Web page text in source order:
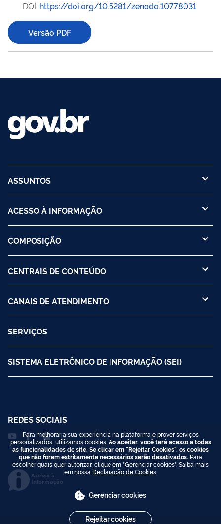
DOI: https://doi.org/10.5281/zenodo.10778031
Versão PDF
ASSUNTOS
ACESSO À INFORMAÇÃO
COMPOSIÇÃO
CENTRAIS DE CONTEÚDO
CANAIS DE ATENDIMENTO
SERVIÇOS
SISTEMA ELETRÔNICO DE INFORMAÇÃO (SEI)
REDES SOCIAIS
Acesso à
Informação
Para melhorar a sua experiência na plataforma e prover serviços
personalizados, utilizamos cookies. Ao aceitar, você terá acesso a todas
as funcionalidades do site. Se clicar em "Rejeitar Cookies", os cookies
que não forem estritamente necessários serão desativados. Para
escolher quais quer autorizar, clique em "Gerenciar cookies". Saiba mais
em nossa Declaração de Cookies.
Gerenciar cookies
Rejeitar cookies